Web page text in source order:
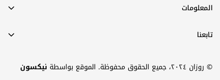
اتصل بنا
دليل المقاسات
المعلومات
سياسة الخصوصية
سياسة الإرجاع والتبديل
تابعنا
إنستغرام
© روزان ٢٠٢٤، جميع الحقوق محفوظة. الموقع بواسطة نيكسون